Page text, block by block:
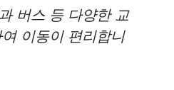
버스 등 다양한 교
이동이 편리합니